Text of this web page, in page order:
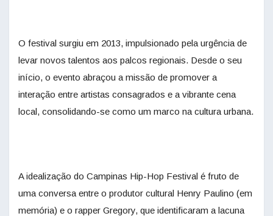
O festival surgiu em 2013, impulsionado pela urgência de
levar novos talentos aos palcos regionais. Desde o seu
início, o evento abraçou a missão de promover a
interação entre artistas consagrados e a vibrante cena
local, consolidando-se como um marco na cultura urbana.
A idealização do Campinas Hip-Hop Festival é fruto de
uma conversa entre o produtor cultural Henry Paulino (em
memória) e o rapper Gregory, que identificaram a lacuna